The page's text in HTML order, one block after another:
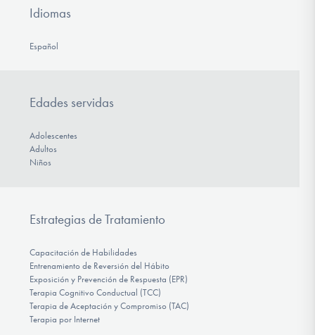
Idiomas
Español
Edades servidas
Adolescentes
Adultos
Niños
Estrategias de Tratamiento
Capacitación de Habilidades
Entrenamiento de Reversión del Hábito
Exposición y Prevención de Respuesta (EPR)
Terapia Cognitivo Conductual (TCC)
Terapia de Aceptación y Compromiso (TAC)
Terapia por Internet